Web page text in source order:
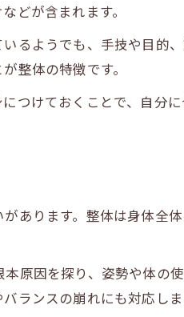
どが含まれます。
るようでも、手技や目的
整体の特徴です。
つけておくことで、自分
あります。整体は身体全
原因を探り、姿勢や体の
ランスの崩れにも対応しま